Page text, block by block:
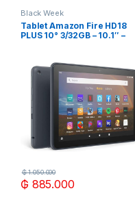
Black Week
Tablet Amazon Fire HD18
PLUS 10° 3/32GB – 10.1″ –
₲ 885.000
₲1.050.000